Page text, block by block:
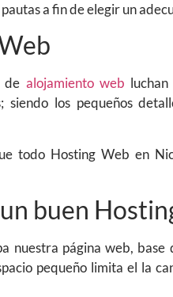
a fin de elegir un
de alojamiento web
siendo los pequeños
todo Hosting Web en
buen
nuestra página web,
pequeño limita el la